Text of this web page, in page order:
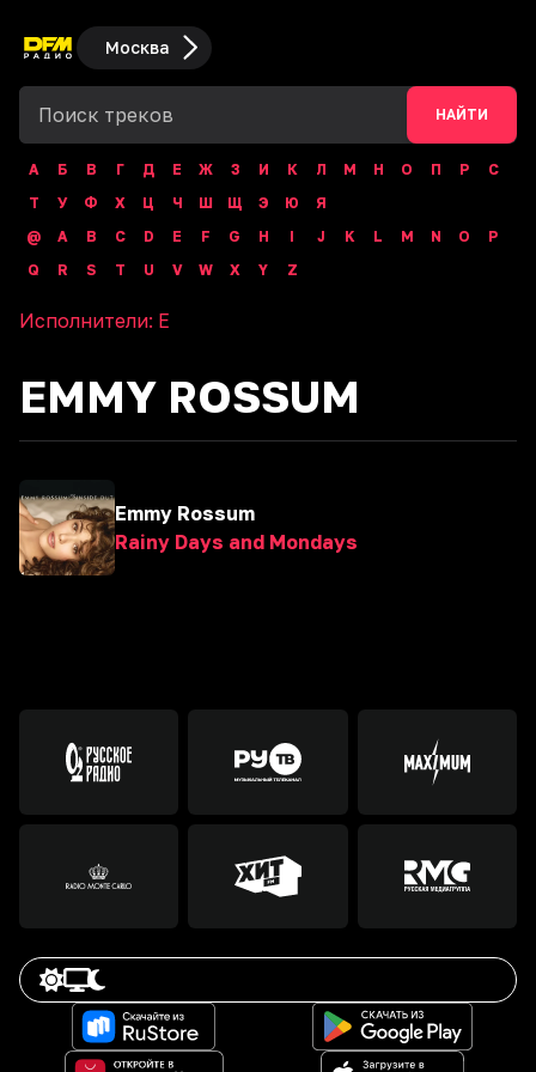
Москва
НАЙТИ
А Б В Г Д Е Ж З И К Л М Н О П Р
С
Т
У Ф Х Ц Ч Ш Щ Э Ю
Я
@
A B C D E F G H I J K L M N O
P
Q
R S T U V W X Y Z
Исполнители: E
EMMY ROSSUM
Emmy Rossum
Rainy Days and Mondays